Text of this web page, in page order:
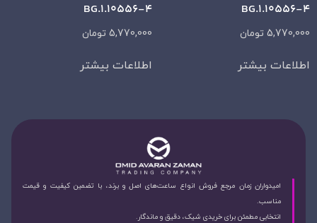
BG.1.10556-4
5,770,000 تومان
اطلاعات بیشتر
BG.1.10556-4
5,770,000 تومان
اطلاعات بیشتر
امیدواران زمان مرجع فروش انواع ساعت‌های اصل و برند، با تضمین کیفیت و قیمت
مناسب.
انتخابی مطمئن برای خریدی شیک، دقیق و ماندگار.